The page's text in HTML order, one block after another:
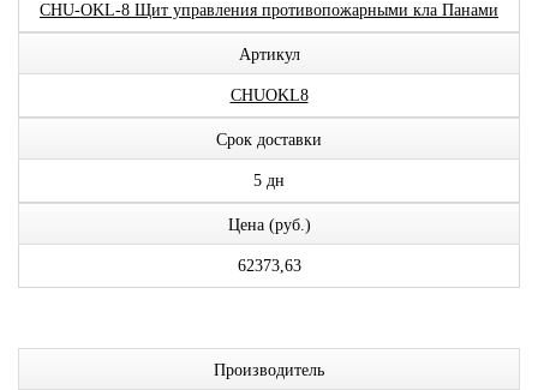
CHU-OKL-8 Щит управления противопожарными кла Панами
Артикул
CHUOKL8
Срок доставки
5 дн
Цена (руб.)
62373,63
Производитель